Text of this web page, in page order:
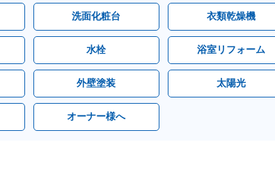
洗面化粧台 衣類乾燥機
水栓 浴室リフォーム
外壁塗装 太陽光
オーナー様へ